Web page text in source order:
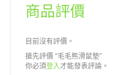
商品評價
目前沒有評價。
搶先評價 “毛毛熊滑鼠墊”
你必須登入才能發表評論。